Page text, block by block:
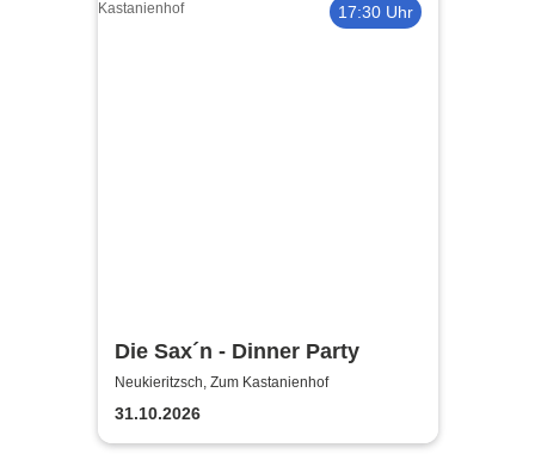
17:30 Uhr
Die Sax´n - Dinner Party
Neukieritzsch, Zum Kastanienhof
31.10.2026